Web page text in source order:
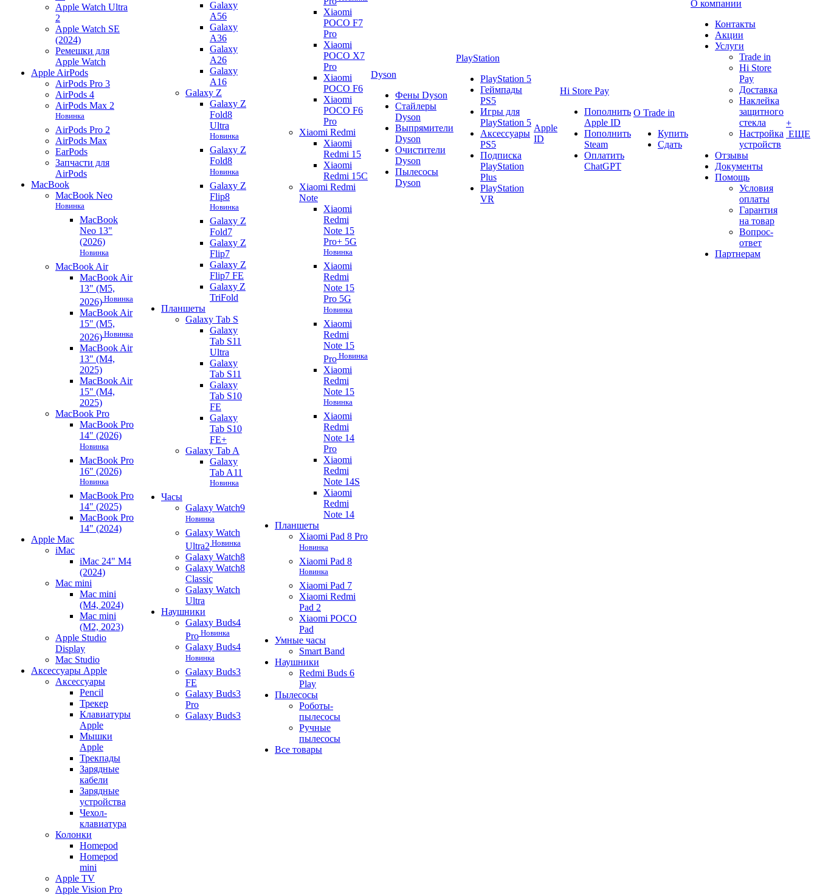
Apple Watch Ultra
2
Apple Watch SE
(2024)
Ремешки для
Apple Watch
Apple AirPods
AirPods Pro 3
AirPods 4
AirPods Max 2
Новинка
AirPods Pro 2
AirPods Max
EarPods
Запчасти для
AirPods
MacBook
MacBook Neo
Новинка
MacBook
Neo 13"
(2026)
Новинка
MacBook Air
MacBook Air
13" (M5,
2026) Новинка
MacBook Air
15" (M5,
2026) Новинка
MacBook Air
13" (M4,
2025)
MacBook Air
15" (M4,
2025)
MacBook Pro
MacBook Pro
14" (2026)
Новинка
MacBook Pro
16" (2026)
Новинка
MacBook Pro
14" (2025)
MacBook Pro
14" (2024)
Apple Mac
iMac
iMac 24" M4
(2024)
Mac mini
Mac mini
(M4, 2024)
Mac mini
(M2, 2023)
Apple Studio
Display
Mac Studio
Аксессуары Apple
Аксессуары
Pencil
Трекер
Клавиатуры
Apple
Мышки
Apple
Трекпады
Зарядные
кабели
Зарядные
устройства
Чехол-
клавиатура
Колонки
Homepod
Homepod
mini
Apple TV
Apple Vision Pro
Galaxy
A56
Galaxy
A36
Galaxy
A26
Galaxy
A16
Galaxy Z
Galaxy Z
Fold8
Ultra
Новинка
Galaxy Z
Fold8
Новинка
Galaxy Z
Flip8
Новинка
Galaxy Z
Fold7
Galaxy Z
Flip7
Galaxy Z
Flip7 FE
Galaxy Z
TriFold
Планшеты
Galaxy Tab S
Galaxy
Tab S11
Ultra
Galaxy
Tab S11
Galaxy
Tab S10
FE
Galaxy
Tab S10
FE+
Galaxy Tab A
Galaxy
Tab A11
Новинка
Часы
Galaxy Watch9
Новинка
Galaxy Watch
Ultra2 Новинка
Galaxy Watch8
Galaxy Watch8
Classic
Galaxy Watch
Ultra
Наушники
Galaxy Buds4
Pro Новинка
Galaxy Buds4
Новинка
Galaxy Buds3
FE
Galaxy Buds3
Pro
Galaxy Buds3
Xiaomi
POCO F7
Pro
Xiaomi
POCO X7
Pro
Xiaomi
POCO F6
Xiaomi
POCO F6
Pro
Xiaomi Redmi
Xiaomi
Redmi 15
Xiaomi
Redmi 15C
Xiaomi Redmi
Note
Xiaomi
Redmi
Note 15
Pro+ 5G
Новинка
Xiaomi
Redmi
Note 15
Pro 5G
Новинка
Xiaomi
Redmi
Note 15
Pro Новинка
Xiaomi
Redmi
Note 15
Новинка
Xiaomi
Redmi
Note 14
Pro
Xiaomi
Redmi
Note 14S
Xiaomi
Redmi
Note 14
Планшеты
Xiaomi Pad 8 Pro
Новинка
Xiaomi Pad 8
Новинка
Xiaomi Pad 7
Xiaomi Redmi
Pad 2
Xiaomi POCO
Pad
Умные часы
Smart Band
Наушники
Redmi Buds 6
Play
Пылесосы
Роботы-
пылесосы
Ручные
пылесосы
Все товары
Dyson
Фены Dyson
Стайлеры
Dyson
Выпрямители
Dyson
Очистители
Dyson
Пылесосы
Dyson
PlayStation
PlayStation 5
Геймпады
PS5
Игры для
PlayStation 5
Аксессуары
PS5
Подписка
PlayStation
Plus
PlayStation
VR
Apple
ID
Hi Store Pay
Пополнить
Apple ID
Пополнить
Steam
Оплатить
ChatGPT
О Trade in
Купить
Сдать
О компании
Контакты
Акции
Услуги
Trade in
Hi Store
Pay
Доставка
Наклейка
защитного
стекла
Настройка
устройств
Отзывы
Документы
Помощь
Условия
оплаты
Гарантия
на товар
Вопрос-
ответ
Партнерам
+
ЕЩЕ